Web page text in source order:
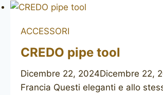
Bond
Street)
stand
ACCESSORI
CREDO pipe tool
Dicembre 22, 2024Dicembre 22,
Francia Questi eleganti e allo